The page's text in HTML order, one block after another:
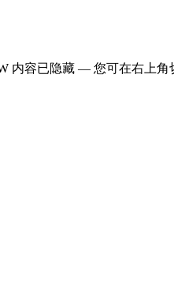
内容已隐藏 — 您可在右上